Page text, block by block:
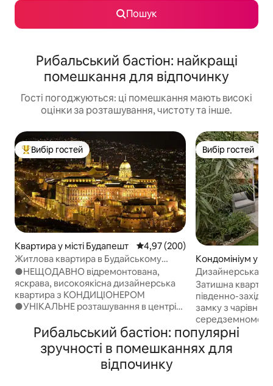
Пошук
Рибальський бастіон: найкращі
помешкання для відпочинку
Гості погоджуються: ці помешкання мають високі
оцінки за розташування, чистоту та інше.
Топ вибір гостей
Вибір гостей
Квартира у місті Будапешт Середня оцінка: 4,97 з 5,
4,97 (200)
Житлова квартира в Будайському
замку (A)
●НЕЩОДАВНО відремонтована,
яскрава, високоякісна дизайнерська
квартира з КОНДИЦІОНЕРОМ
●УНІКАЛЬНЕ розташування в центрі
●ВИД на церкву Матьяша
●БЕЗКОШТОВНИЙ Wi-Fi ●75-
ДЮЙМОВИЙ СМАРТ-ТЕЛЕВІЗОР
●ПРАЛЬНА МАШИНА ●АВТОБУСНА
ЗУПИНКА: 30 метрів ●БЕЗПЕЧНА ТА
Вибір гостей
Вибір гостей
Кондомініум у
шт
Дизайнерська
патіо біля
Затишна
південно-
замку з чарівним
яскравих
для відпочинку.
Будапешта,
Рибальський бастіон: популярні
зручності в помешканнях для
відпочинку